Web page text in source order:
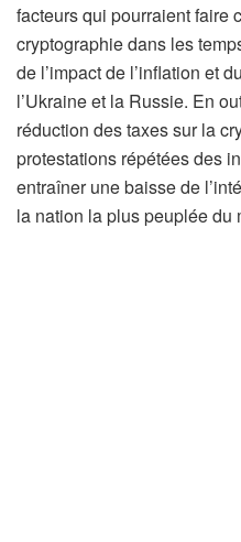
facteurs qui pourraient faire
cryptographie dans les
de l’impact de l’inflation et
l’Ukraine et la Russie. En
réduction des taxes sur la
protestations répétées des
entraîner une baisse de
la nation la plus peuplée du